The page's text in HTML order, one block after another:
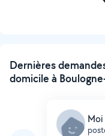
Dernières
domicile à
Moi